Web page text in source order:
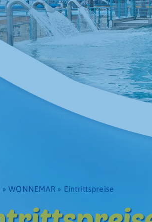
»WONNEMAR » Eintrittspreise